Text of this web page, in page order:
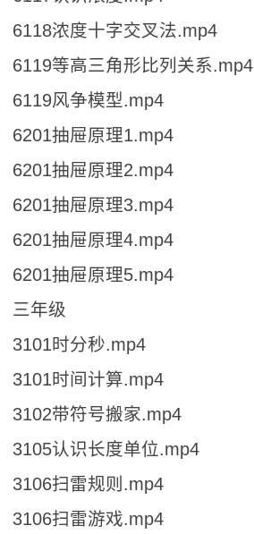
6118浓度十字交叉法.mp4
6119等高三角形比列关系.mp4
6119风争模型.mp4
6201抽屉原理1.mp4
6201抽屉原理2.mp4
6201抽屉原理3.mp4
6201抽屉原理4.mp4
6201抽屉原理5.mp4
三年级
3101时分秒.mp4
3101时间计算.mp4
3102带符号搬家.mp4
3105认识长度单位.mp4
3106扫雷规则.mp4
3106扫雷游戏.mp4